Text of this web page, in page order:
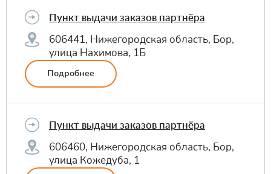
Пункт выдачи заказов партнёра
606441, Нижегородская область, Бор,
улица Нахимова, 1Б
Подробнее
Пункт выдачи заказов партнёра
606460, Нижегородская область, Бор,
улица Кожедуба, 1